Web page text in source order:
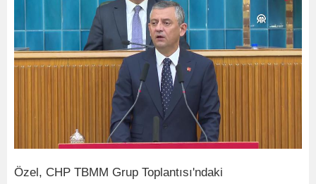
Özel, CHP TBMM Grup Toplantısı'ndaki